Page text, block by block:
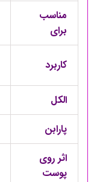
مناسب
برای
کاربرد
الکل
پارابن
اثر روی
پوست